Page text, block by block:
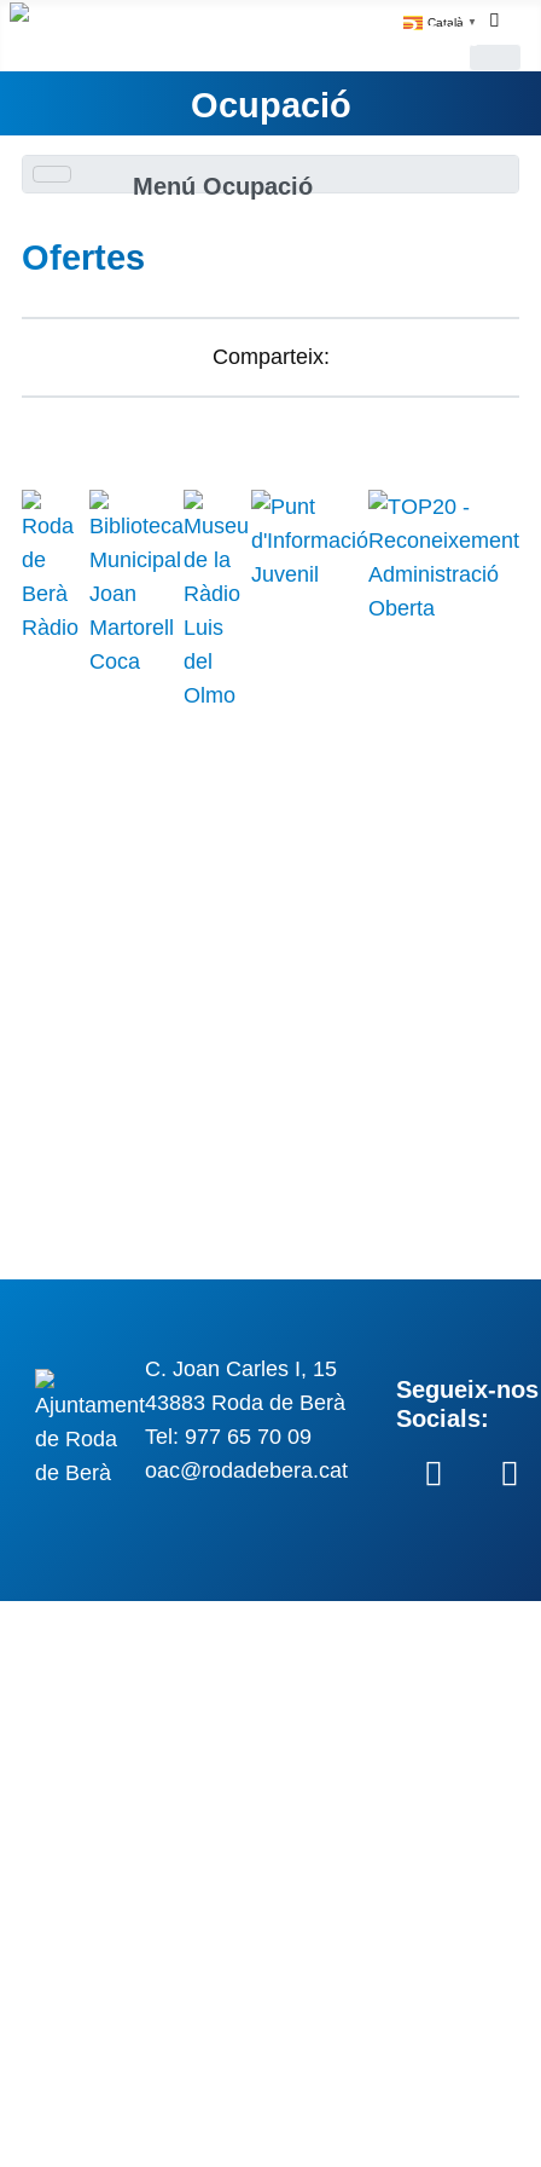
Català ▼
Ocupació
Menú Ocupació
Ofertes
Comparteix:
C. Joan Carles I, 15
43883 Roda de Berà
Tel: 977 65 70 09
oac@rodadebera.cat
Segueix-
Socials: